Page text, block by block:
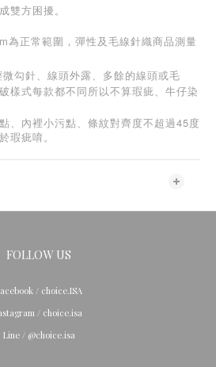
雙方困擾。
正常範圍，彈性及毛線針織商品測量
勾針、線頭外露、多餘的線頭或毛
樣式每款都不同所以不算瑕疵、牛仔染
、內裡小污點、條紋對齊度不超過45 度
瑕疵唷。
FOLLOW US
/ choice.ISA
/ choice.isa
Line / @choice.isa